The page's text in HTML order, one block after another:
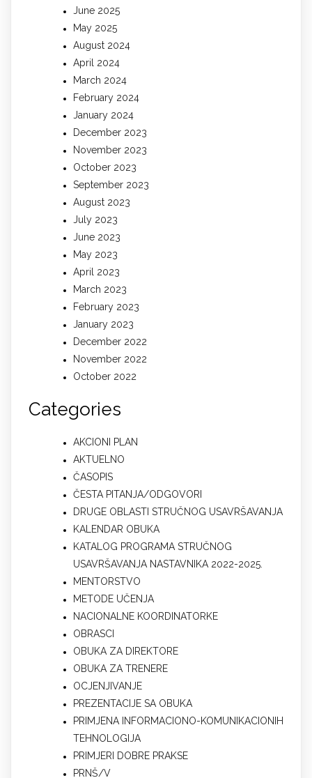
June 2025
May 2025
August 2024
April 2024
March 2024
February 2024
January 2024
December 2023
November 2023
October 2023
September 2023
August 2023
July 2023
June 2023
May 2023
April 2023
March 2023
February 2023
January 2023
December 2022
November 2022
October 2022
Categories
AKCIONI PLAN
AKTUELNO
ČASOPIS
ČESTA PITANJA/ODGOVORI
DRUGE OBLASTI STRUČNOG USAVRŠAVANJA
KALENDAR OBUKA
KATALOG PROGRAMA STRUČNOG
USAVRŠAVANJA NASTAVNIKA 2022-2025.
MENTORSTVO
METODE UČENJA
NACIONALNE KOORDINATORKE
OBRASCI
OBUKA ZA DIREKTORE
OBUKA ZA TRENERE
OCJENJIVANJE
PREZENTACIJE SA OBUKA
PRIMJENA INFORMACIONO-KOMUNIKACIONIH
TEHNOLOGIJA
PRIMJERI DOBRE PRAKSE
PRNŠ/V